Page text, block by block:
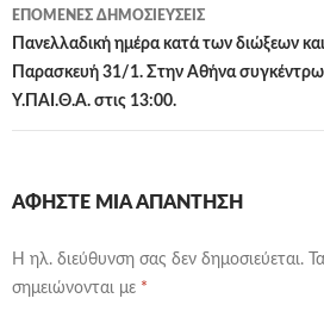
ΕΠΌΜΕΝΕΣ ΔΗΜΟΣΙΕΎΣΕΙΣ
Πανελλαδική ημέρα κατά των διώξεων
Παρασκευή 31/1. Στην Αθήνα
Υ.ΠΑΙ.Θ.Α. στις 13:00.
ΑΦΉΣΤΕ ΜΙΑ ΑΠΆΝΤΗΣΗ
Η ηλ. διεύθυνση σας δεν δημοσιεύεται.
σημειώνονται με *